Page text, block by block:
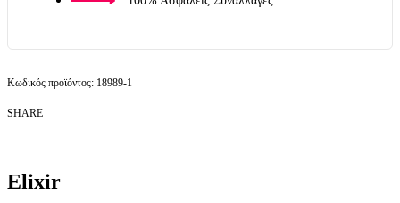
18989-1
SHARE
Elixir